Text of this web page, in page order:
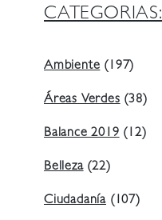
CATEGORIAS:
Ambiente (197)
Áreas Verdes (38)
Balance 2019 (12)
Belleza(22)
Ciudadanía (107)